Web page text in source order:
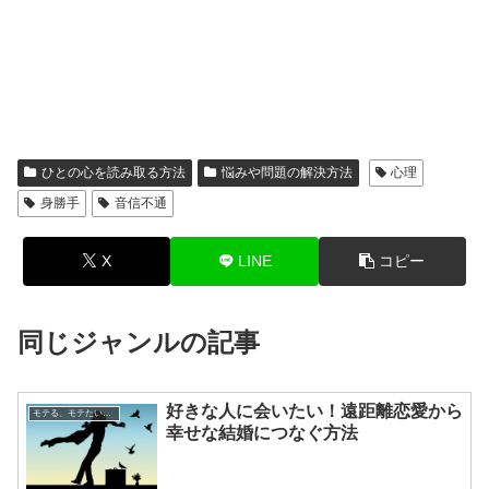
ひとの心を読み取る方法 悩みや問題の解決方法
心理
身勝手
音信不通
X LINE コピー
同じジャンルの記事
モテる、モテたい、今すぐ役立つ恋愛心理学
好きな人に会いたい！遠距離恋愛から
幸せな結婚につなぐ方法